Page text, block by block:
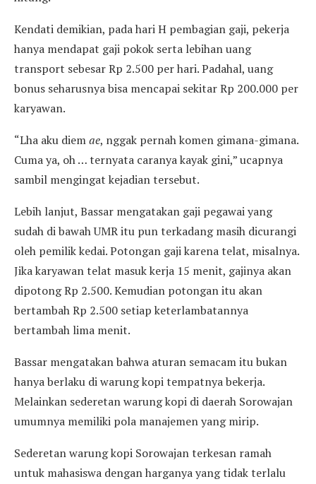
Kendati demikian, pada hari H pembagian gaji, pekerja
hanya mendapat gaji pokok serta lebihan uang
transport sebesar Rp 2.500 per hari. Padahal, uang
bonus seharusnya bisa mencapai sekitar Rp 200.000 per
karyawan.
“Lha aku diemae, nggak pernah komen gimana-gimana.
Cuma ya, oh … ternyata caranya kayak gini,” ucapnya
sambil mengingat kejadian tersebut.
Lebih lanjut, Bassar mengatakan gaji pegawai yang
sudah di bawah UMR itu pun terkadang masih dicurangi
oleh pemilik kedai. Potongan gaji karena telat, misalnya.
Jika karyawan telat masuk kerja 15 menit, gajinya akan
dipotong Rp 2.500. Kemudian potongan itu akan
bertambah Rp 2.500 setiap keterlambatannya
bertambah lima menit.
Bassar mengatakan bahwa aturan semacam itu bukan
hanya berlaku di warung kopi tempatnya bekerja.
Melainkan sederetan warung kopi di daerah Sorowajan
umumnya memiliki pola manajemen yang mirip.
Sederetan warung kopi Sorowajan terkesan ramah
untuk mahasiswa dengan harganya yang tidak terlalu